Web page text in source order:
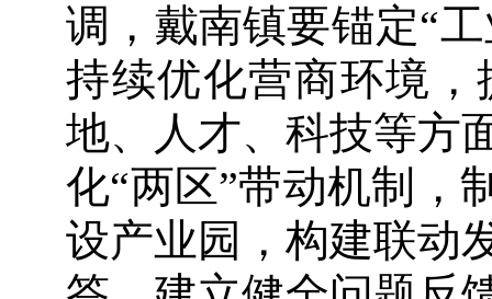
调，戴南镇要锚定“
持续优化营商环境
地、人才、科技等方
化“两区”带动机制，
设产业园，构建联动